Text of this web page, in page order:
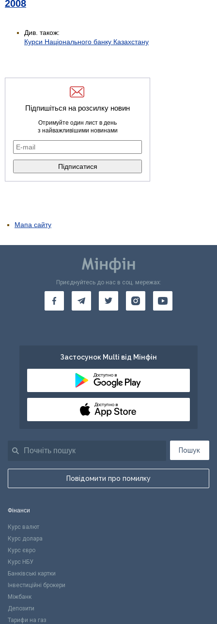
2008
Див. також:
Курси Національного банку Казахстану
Підпишіться на розсилку новин
Отримуйте один лист в день
з найважливішими новинами
Мапа сайту
Пошук
Повідомити про помилку
Приєднуйтесь до нас в соц. мережах:
Застосунок Multi від Мінфін
Доступно в
Доступно в
Фінанси
Курс валют
Курс долара
Курс євро
Курс НБУ
Банківські картки
Інвестиційні брокери
Міжбанк
Депозити
Тарифи на газ